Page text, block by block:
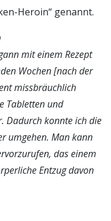
Heroin“ genannt.
mit einem Rezept
Wochen [nach der
missbräuchlich
Tabletten und
Dadurch konnte ich die
umgehen. Man kann
das einem
Entzug davon